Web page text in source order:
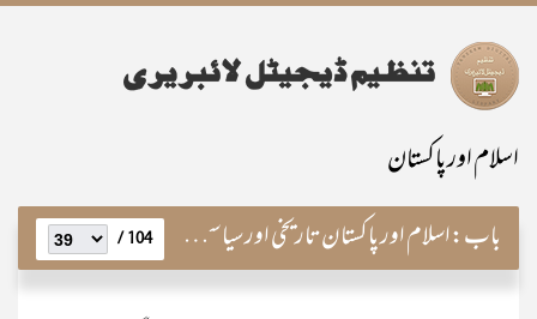
اسلام اور پاکستان
باب:اسلام اور پاکستان تاریخی اور سیاسی پس منظر 104 /